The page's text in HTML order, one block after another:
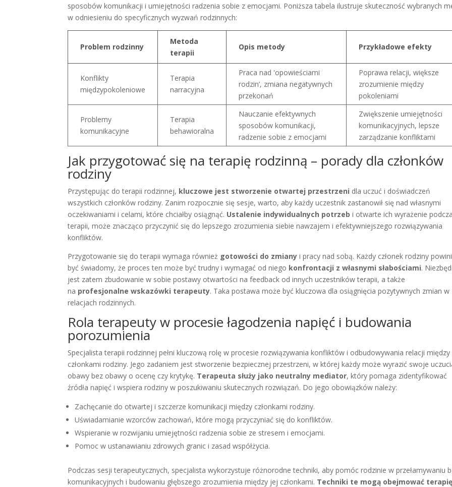
sposobów komunikacji i umiejętności radzenia sobie z emocjami. Poniższa tabela ilustruje skuteczność wybranych
w odniesieniu do specyficznych wyzwań rodzinnych:
Problem rodzinny
Metoda
terapii
Opis metody Przykładowe efekty
Konflikty
międzypokoleniowe
Terapia
narracyjna
Praca nad 'opowieściami
rodzin’, zmiana negatywnych
przekonań
Poprawa relacji, większe
zrozumienie między
pokoleniami
Problemy
komunikacyjne
Terapia
behawioralna
Nauczanie efektywnych
sposobów komunikacji,
radzenie sobie z emocjami
Zwiększenie umiejętności
komunikacyjnych, lepsze
zarządzanie konfliktami
Jak przygotować się na terapię rodzinną – porady dla członków
rodziny
Przystępując do terapii rodzinnej, kluczowe jest stworzenie otwartej przestrzeni dla uczuć i doświadczeń
wszystkich członków rodziny. Zanim rozpocznie się sesje, warto, aby każdy uczestnik zastanowił się nad własnymi
oczekiwaniami i celami, które chciałby osiągnąć. Ustalenie indywidualnych potrzeb i otwarte ich wyrażenie
terapii, może znacząco przyczynić się do lepszego zrozumienia siebie nawzajem i efektywniejszego rozwiązywania
konfliktów.
Przygotowanie się do terapii wymaga również gotowości do zmiany i pracy nad sobą. Każdy członek rodziny
być świadomy, że proces ten może być trudny i wymagać od niego konfrontacji z własnymi słabościami.
jest zatem zbudowanie w sobie postawy otwartości na feedback od innych uczestników terapii, a także
na profesjonalne wskazówki terapeuty. Taka postawa może być kluczowa dla osiągnięcia pozytywnych zmian w
relacjach rodzinnych.
Rola terapeuty w procesie łagodzenia napięć i budowania
porozumienia
Specjalista terapii rodzinnej pełni kluczową rolę w procesie rozwiązywania konfliktów i odbudowywania relacji między
członkami rodziny. Jego zadaniem jest stworzenie bezpiecznej przestrzeni, w której każdy może wyrazić swoje
obawy bez obawy o ocenę czy krytykę. Terapeuta służy jako neutralny mediator, który pomaga zidentyfikować
źródła napięć i wspiera rodziny w poszukiwaniu skutecznych rozwiązań. Do jego obowiązków należy:
Zachęcanie do otwartej i szczerze komunikacji między członkami rodziny.
Uświadamianie wzorców zachowań, które mogą przyczyniać się do konfliktów.
Wspieranie w rozwijaniu umiejętności radzenia sobie ze stresem i emocjami.
Pomoc w ustanawianiu zdrowych granic i zasad współżycia.
Podczas sesji terapeutycznych, specjalista wykorzystuje różnorodne techniki, aby pomóc rodzinie w przełamywaniu
komunikacyjnych i budowaniu głębszego zrozumienia między jej członkami. Techniki te mogą obejmować